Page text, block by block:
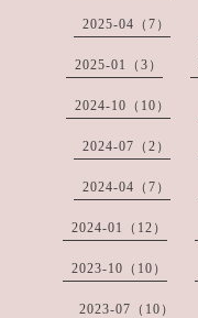
2025-04（7）
2025-01（3）
2024-10（10）
2024-07（2）
2024-04（7）
2024-01（12）
2023-10（10）
2023-07（10）